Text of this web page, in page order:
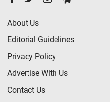
About Us
Editorial Guidelines
Privacy Policy
Advertise With Us
Contact Us